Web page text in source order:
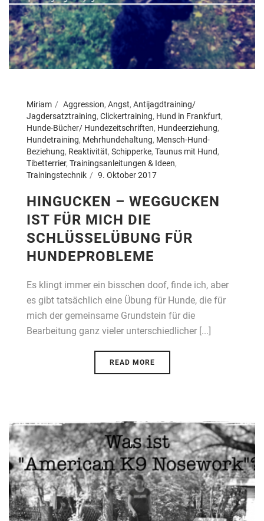
Miriam Aggression, Angst, Antijagdtraining/
Jagdersatztraining, Clickertraining, Hund in Frankfurt,
Hunde-Bücher/ Hundezeitschriften, Hundeerziehung,
Hundetraining, Mehrhundehaltung, Mensch-Hund-
Beziehung, Reaktivität, Schipperke, Taunus mit Hund,
Tibetterrier, Trainingsanleitungen & Ideen,
Trainingstechnik
9. Oktober 2017
HINGUCKEN – WEGGUCKEN
IST FÜR MICH DIE
SCHLÜSSELÜBUNG FÜR
HUNDEPROBLEME
Es klingt immer ein bisschen doof, finde ich, aber
es gibt tatsächlich eine Übung für Hunde, die für
mich der gemeinsame Grundstein für die
Bearbeitung ganz vieler unterschiedlicher [...]
READ MORE